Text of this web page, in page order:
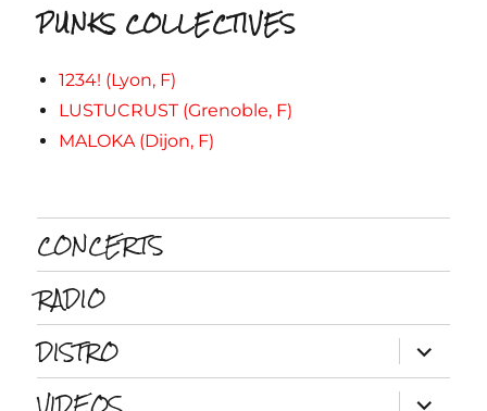
PUNKS COLLECTIVES
1234! (Lyon, F)
LUSTUCRUST (Grenoble, F)
MALOKA (Dijon, F)
CONCERTS
RADIO
DISTRO
ouvrir
le
sous-
menu
ouvrir